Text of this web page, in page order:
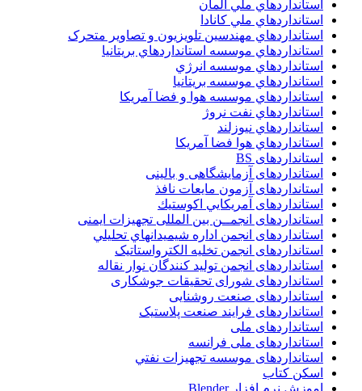
استانداردهاي ملي آلمان
استانداردهاي ملي کانادا
استانداردهاي مهندسين تلويزيون و تصاوير متحرک
استانداردهاي موسسه استانداردهاي بريتانيا
استانداردهاي موسسه انرژي
استانداردهاي موسسه بريتانيا
استانداردهاي موسسه هوا و فضا آمريکا
استانداردهاي نفت نروژ
استانداردهاي نيوزلند
استانداردهاي هوا فضا آمريکا
استانداردهای BS
استانداردهای آزمایشگاهی و بالینی
استانداردهای آزمون مایعات نافذ
استانداردهای آمريكايي اكوستيك
استانداردهای انجمــن بين المللى تجهيزات ايمنى
استانداردهای انجمن اداره شيميدانهاي تحليلي
استانداردهای انجمن تخليه الکترواستاتيک
استانداردهای انجمن توليد کنندگان نوار نقاله
استانداردهای شورای تحقیقات جوشکاری
استانداردهای صنعت روشنایی
استانداردهای فرايند صنعت پلاستيک
استانداردهای ملی
استانداردهای ملی فرانسه
استانداردهای موسسه تجهيزات نفتي
اسکن کتاب
اموزش نرم افزار Blender